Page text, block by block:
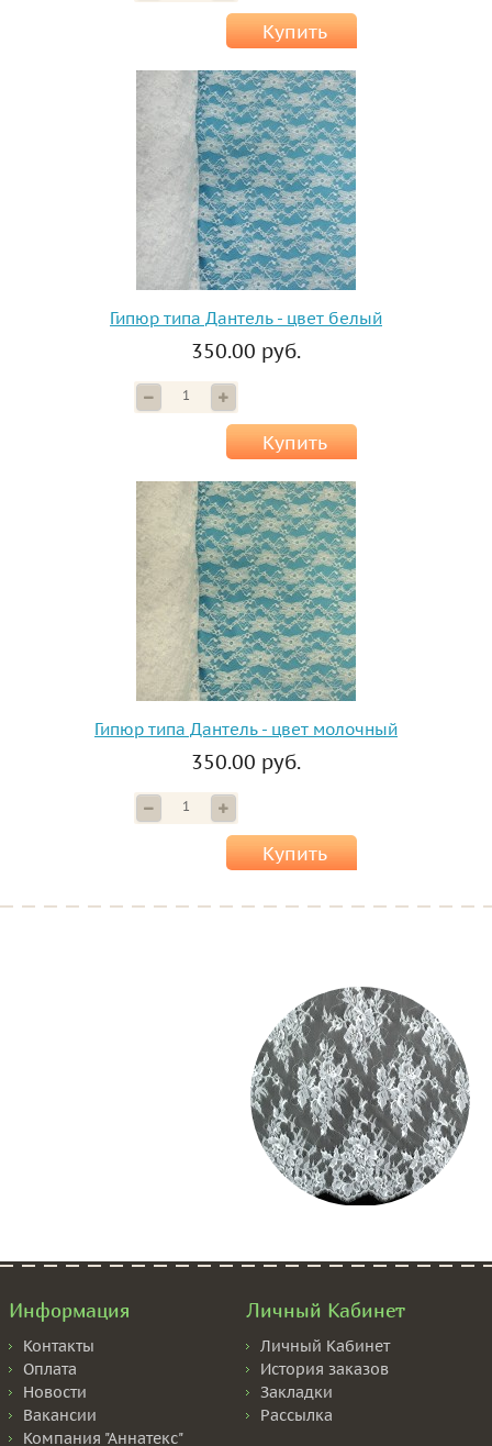
Купить
Гипюр типа Дантель - цвет белый
350.00 руб.
Купить
Гипюр типа Дантель - цвет молочный
350.00 руб.
Купить
Информация
Контакты
Оплата
Новости
Вакансии
Компания "Аннатекс"
Личный Кабинет
Личный Кабинет
История заказов
Закладки
Рассылка